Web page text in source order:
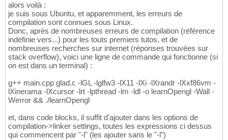
alors voilà :
je suis sous Ubuntu, et apparemment, les erreurs de
compilation sont connues sous Linux.
Donc, après de nombreuses erreurs de compilation (référence
indéfinie vers...) pour les touts premiers tutos, et de
nombreuses recherches sur internet (réponses trouvées sur
stack overflow), voici une ligne de commande qui fonctionne (si
on est dans un terminal) :
g++ main.cpp glad.c -lGL -lglfw3 -lX11 -lXi -lXrandr -lXxf86vm -
lXinerama -lXcursor -lrt -lpthread -lm -ldl -o learnOpengl -Wall -
Werror && ./learnOpengl
et, dans code blocks, il suffit d'ajouter dans les options de
compilation->linker settings, toutes les expressions ci dessus
qui commencent par "-l" (les ajouter sans le "-l")